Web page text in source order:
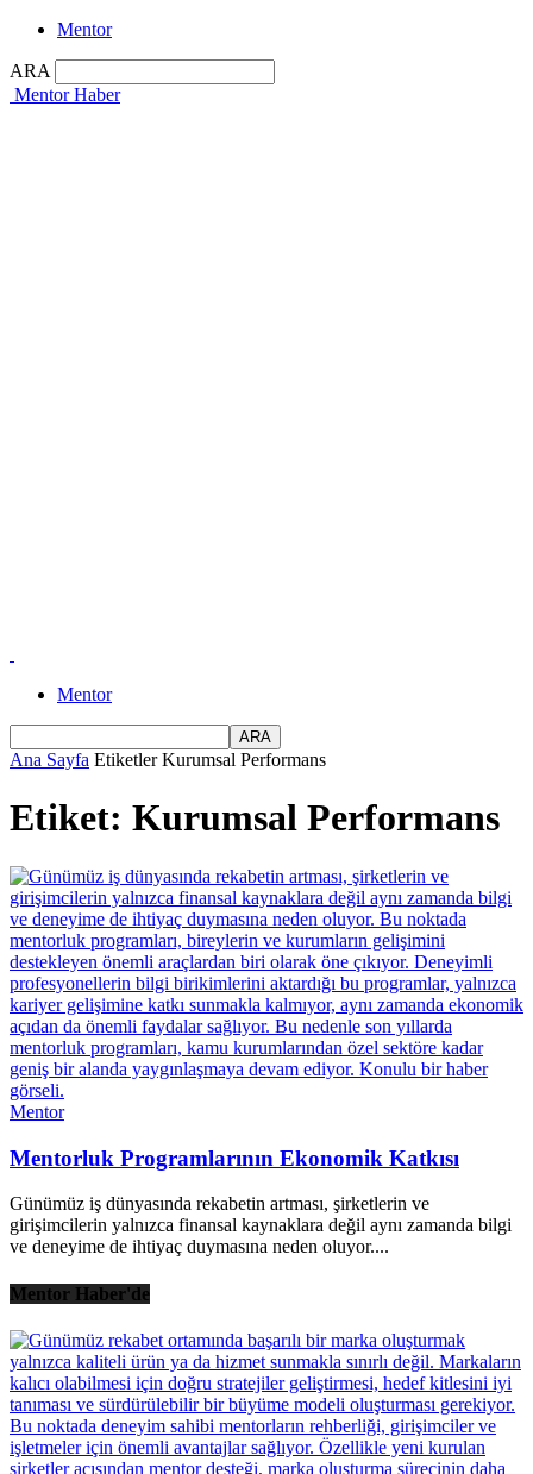
Mentor
ARA
Mentor Haber
Mentor
Ana Sayfa Etiketler Kurumsal Performans
Etiket: Kurumsal Performans
Mentor
Mentorluk Programlarının Ekonomik Katkısı
Günümüz iş dünyasında rekabetin artması, şirketlerin ve
girişimcilerin yalnızca finansal kaynaklara değil aynı zamanda bilgi
ve deneyime de ihtiyaç duymasına neden oluyor....
Mentor Haber'de